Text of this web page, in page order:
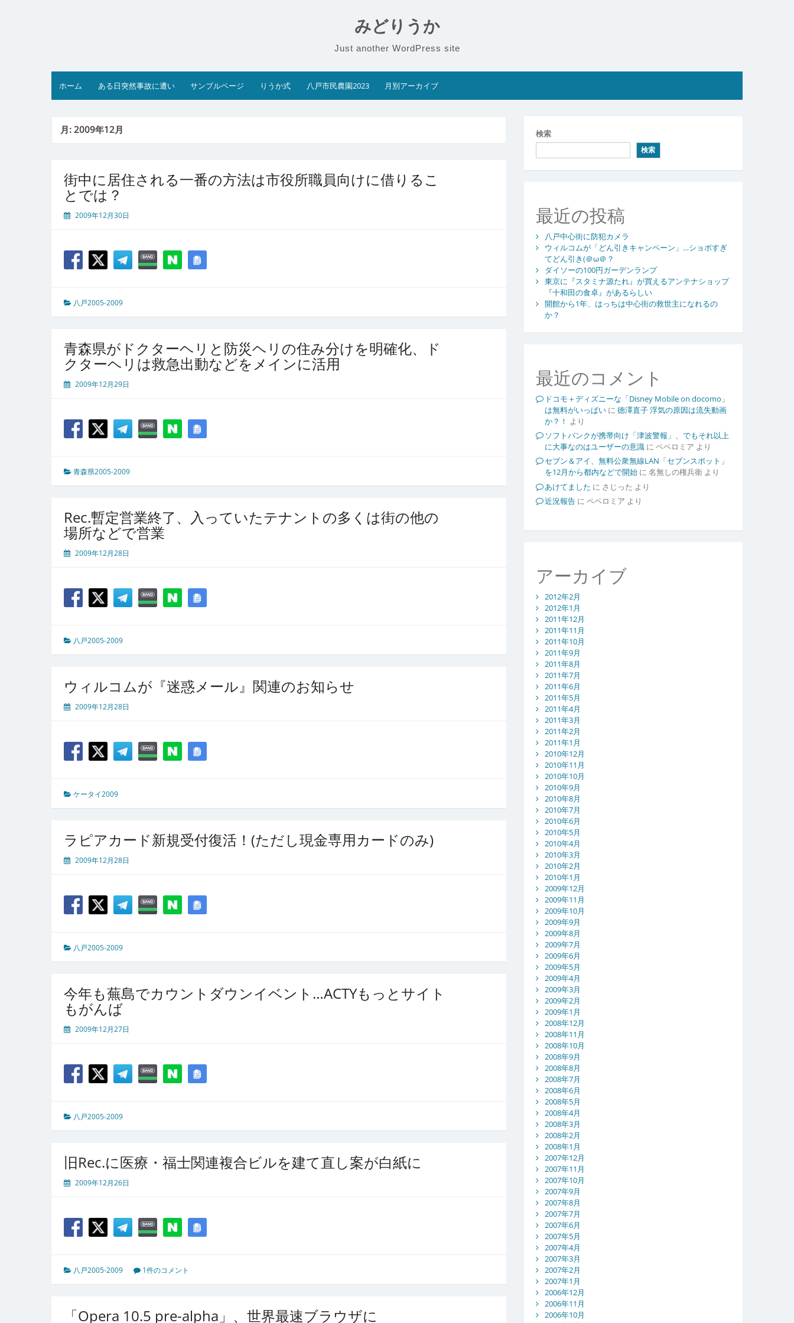
みどりうか
Just another WordPress site
ホーム ある日突然事故に遭い サンプルページ りうか式 八戸市民農園2023 月別アーカイブ
月:2009年12月
街中に居住される一番の方法は市役所職員向けに借りるこ
とでは？
2009年12月30日
八戸2005-2009
青森県がドクターヘリと防災ヘリの住み分けを明確化、ド
クターヘリは救急出動などをメインに活用
2009年12月29日
青森県2005-2009
Rec.暫定営業終了、入っていたテナントの多くは街の他の
場所などで営業
2009年12月28日
八戸2005-2009
ウィルコムが『迷惑メール』関連のお知らせ
2009年12月28日
ケータイ2009
ラピアカード新規受付復活！(ただし現金専用カードのみ)
2009年12月28日
八戸2005-2009
今年も蕪島でカウントダウンイベント…ACTYもっとサイト
もがんば
2009年12月27日
八戸2005-2009
旧Rec.に医療・福士関連複合ビルを建て直し案が白紙に
2009年12月26日
八戸2005-2009 1件のコメント
「Opera 10.5 pre-alpha」、世界最速ブラウザに
検索
検索
最近の投稿
八戸中心街に防犯カメラ
ウィルコムが「どん引きキャンペーン」…ショボすぎ
てどん引き(＠ω＠？
ダイソーの100円ガーデンランプ
東京に『スタミナ源たれ』が買えるアンテナショップ
『十和田の食卓』があるらしい
開館から1年、はっちは中心街の救世主になれるの
か？
最近のコメント
ドコモ＋ディズニーな「Disney Mobile on docomo」
は無料がいっぱいに 徳澤直子 浮気の原因は流失動画
か？！ より
ソフトバンクが携帯向け「津波警報」、でもそれ以上
に大事なのはユーザーの意識に ペペロミア より
セブン＆アイ、無料公衆無線LAN「セブンスポット」
を12月から都内などで開始に 名無しの権兵衛より
あけてました に さじった より
近況報告に ペペロミア より
アーカイブ
2012年2月
2012年1月
2011年12月
2011年11月
2011年10月
2011年9月
2011年8月
2011年7月
2011年6月
2011年5月
2011年4月
2011年3月
2011年2月
2011年1月
2010年12月
2010年11月
2010年10月
2010年9月
2010年8月
2010年7月
2010年6月
2010年5月
2010年4月
2010年3月
2010年2月
2010年1月
2009年12月
2009年11月
2009年10月
2009年9月
2009年8月
2009年7月
2009年6月
2009年5月
2009年4月
2009年3月
2009年2月
2009年1月
2008年12月
2008年11月
2008年10月
2008年9月
2008年8月
2008年7月
2008年6月
2008年5月
2008年4月
2008年3月
2008年2月
2008年1月
2007年12月
2007年11月
2007年10月
2007年9月
2007年8月
2007年7月
2007年6月
2007年5月
2007年4月
2007年3月
2007年2月
2007年1月
2006年12月
2006年11月
2006年10月